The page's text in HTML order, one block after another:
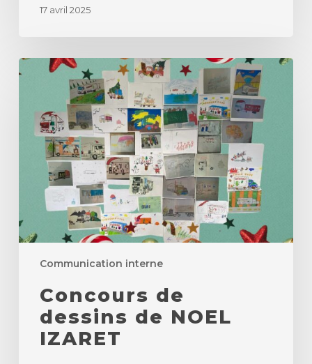
17 avril 2025
Communication interne
Concours
de
NOEL
IZARET
Concours de
dessins de NOEL
IZARET